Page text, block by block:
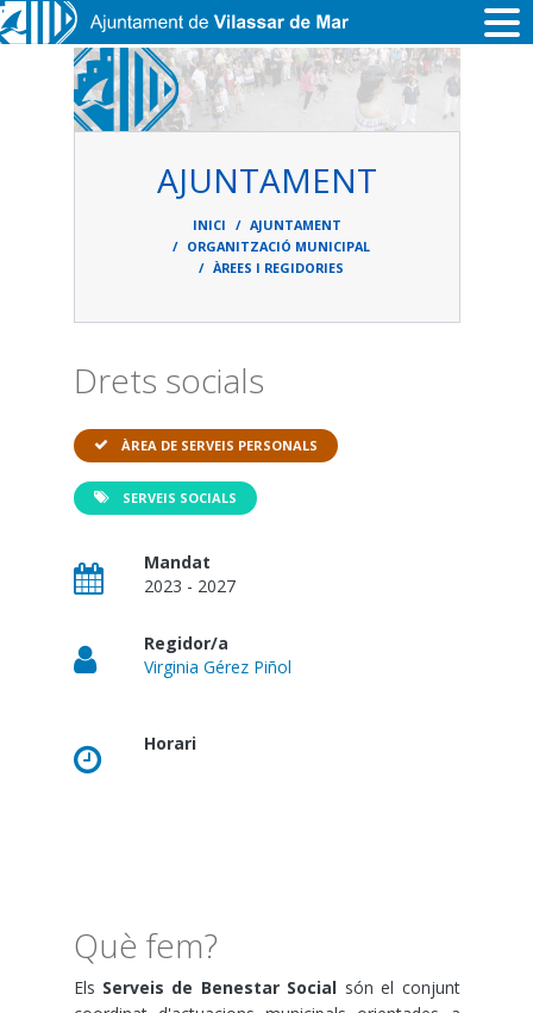
Vés al contingut
AJUNTAMENT
d'ariadna
INICI
AJUNTAMENT
ORGANITZACIÓ MUNICIPAL
ÀREES I REGIDORIES
Drets socials
ÀREA DE SERVEIS PERSONALS
SERVEIS SOCIALS
Mandat
2023 - 2027
Regidor/a
Virginia Gérez Piñol
Horari
Què fem?
Els Serveis de Benestar Social són el conjunt